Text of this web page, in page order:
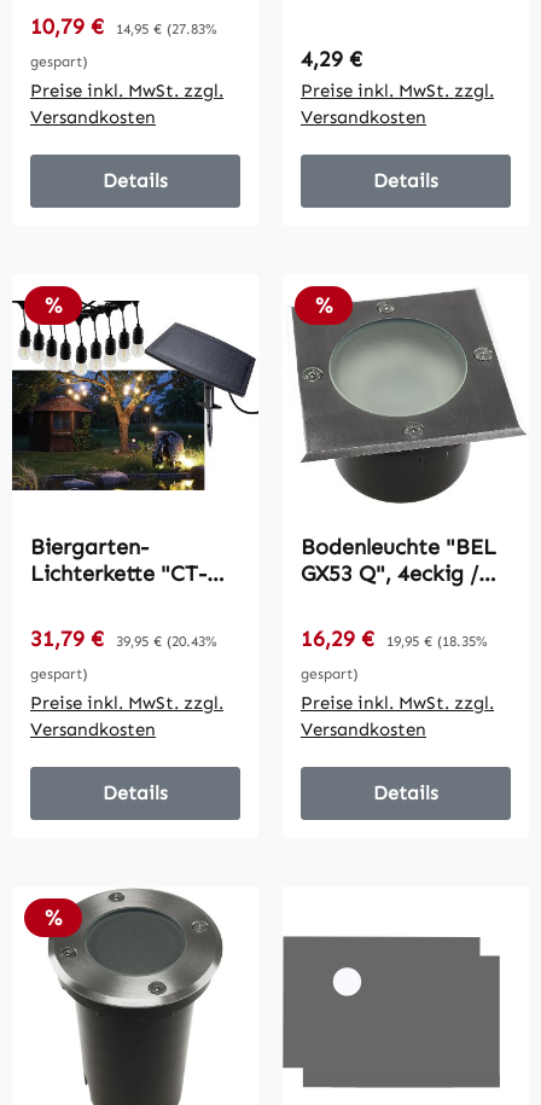
Ständer +
Magnethalter
Verkaufspreis:
10,79 € Regulärer Preis:
14,95 € (27.83%
gespart)
Preise inkl. MwSt. zzgl.
Versandkosten
Details
Regulärer Preis:
4,29 €
Preise inkl. MwSt. zzgl.
Versandkosten
Details
Rabatt
%
Biergarten-
Lichterkette "CT-
4,5m, 10x Filament
Led Lampe, IP44
Verkaufspreis:
31,79 € Regulärer Preis:
39,95 € (20.43%
gespart)
Preise inkl. MwSt. zzgl.
Versandkosten
Details
Rabatt
%
Bodenleuchte "BEL
GX53 Q", 4eckig /
GX53 Fassung
Verkaufspreis:
16,29 € Regulärer Preis:
19,95 € (18.35%
gespart)
Preise inkl. MwSt. zzgl.
Versandkosten
Details
Rabatt
%